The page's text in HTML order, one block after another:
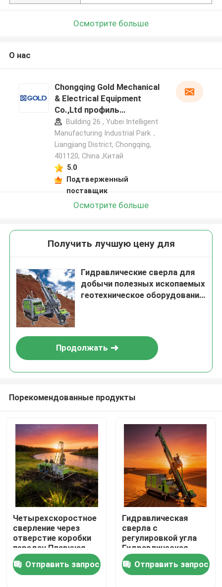
Главная страница
Продукция
Осмотрите больше
О нас
Chongqing Gold Mechanical
& Electrical Equipment
Co.,Ltd профиль
производителя
Building 26 , Yubei Intelligent
Manufacturing Industrial Park，
Liangjiang District, Chongqing,
401120, China ,Китай
5.0
Подтверженный
поставщик
Осмотрите больше
Получить лучшую цену для
Гидравлические сверла для
добычи полезных ископаемых
геотехническое оборудование
Продолжать
Порекомендованные продукты
Четырехскоростное
сверление через
отверстие коробки
передач Плавучая
главная вала нить
Гидравлическая
сверлялка
Отправить запрос
Гидравлическая
сверла с
регулировкой угла
Гидравлическая
сверла управления
питанием
Отправить запрос